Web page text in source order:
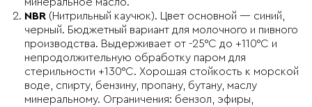
NBR (Нитрильный каучюк). Цвет основной — синий,
черный. Бюджетный вариант для молочного и пивного
производства. Выдерживает от -25°C до +110°C и
непродолжительную обработку паром для
стерильности +130°C. Хорошая стойкость к морской
воде, спирту, бензину, пропану, бутану, маслу
минеральному. Ограничения: бензол, эфиры,